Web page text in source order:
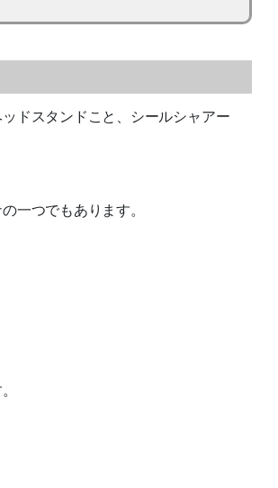
ドスタンドこと、シールシャアー
一つでもあります。